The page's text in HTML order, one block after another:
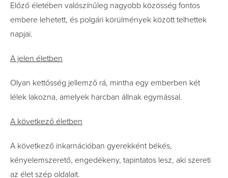
Előző életében valószínűleg nagyobb közösség fontos
embere lehetett, és polgári körülmények között telhettek
napjai.
A jelen életben
Olyan kettősség jellemző rá, mintha egy emberben két
lélek lakozna, amelyek harcban állnak egymással.
A következő életben
A következő inkarnációban gyerekként békés,
kényelemszerető, engedékeny, tapintatos lesz, aki szereti
az élet szép oldalait.